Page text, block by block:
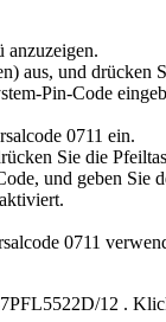
anzuzeigen.
aus, und drücken
Pin-Code
0711 ein.
Sie die
und geben Sie
0711
12 .